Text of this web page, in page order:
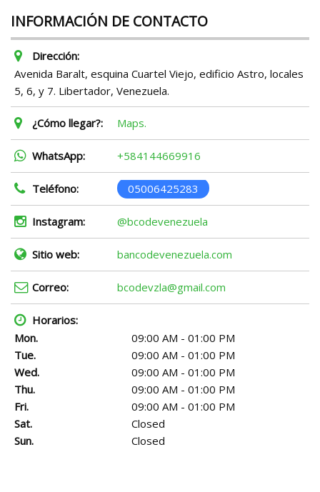
INFORMACIÓN DE CONTACTO
Dirección:
Avenida Baralt, esquina Cuartel Viejo, edificio Astro, locales
5, 6, y 7. Libertador, Venezuela.
¿Cómo llegar?: Maps.
WhatsApp: +584144669916
Teléfono: 05006425283
Instagram: @bcodevenezuela
Sitio web: bancodevenezuela.com
Correo: bcodevzla@gmail.com
Horarios:
Mon.
09:00 AM - 01:00 PM
Tue.
09:00 AM - 01:00 PM
Wed.
09:00 AM - 01:00 PM
Thu.
09:00 AM - 01:00 PM
Fri.
09:00 AM - 01:00 PM
Sat.
Closed
Sun.
Closed